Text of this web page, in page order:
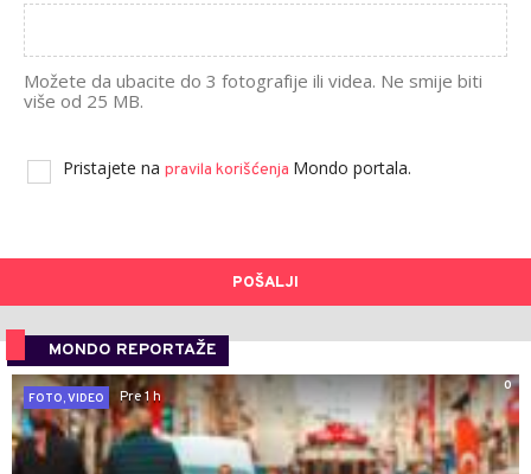
Možete da ubacite do 3 fotografije ili videa. Ne smije biti
više od 25 MB.
Pristajete na pravila korišćenja Mondo portala.
POŠALJI
MONDO REPORTAŽE
0
FOTO, VIDEO
Pre 1 h